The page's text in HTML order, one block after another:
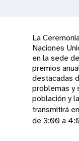
La
Naciones
en la sede
premios
destacadas
problemas y
población y
transmitirá
de 3:00 a